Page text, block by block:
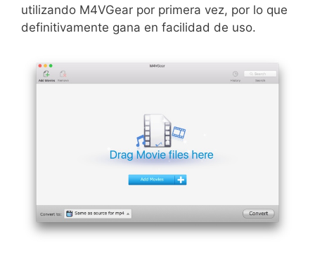
utilizando M4VGear por primera vez, por lo que
definitivamente gana en facilidad de uso.